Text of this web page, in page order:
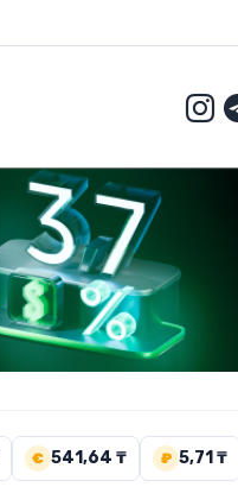
€ 541,64 ₸ ₽ 5,71 ₸